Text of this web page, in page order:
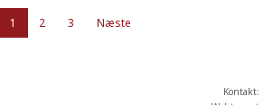
1 2 3 Næste
Kontakt: